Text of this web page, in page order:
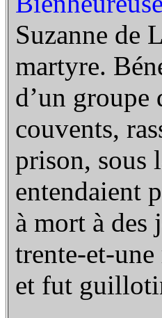
Suzanne de
martyre.
d’un groupe
couvents,
prison, sous
entendaient
à mort à des
trente-et-une
et fut